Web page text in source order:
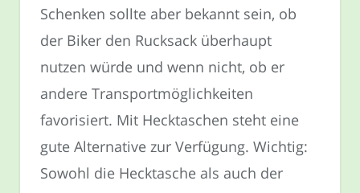
Schenken sollte aber bekannt sein, ob
der Biker den Rucksack überhaupt
nutzen würde und wenn nicht, ob er
andere Transportmöglichkeiten
favorisiert. Mit Hecktaschen steht eine
gute Alternative zur Verfügung. Wichtig:
Sowohl die Hecktasche als auch der